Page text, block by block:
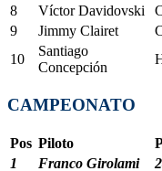
8
Víctor Davidovski
9
Jimmy Clairet
10
Santiago
Concepción
CAMPEONATO
Pos Piloto
1
Franco Girolami